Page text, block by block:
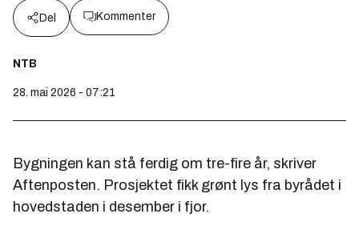
Del Kommenter
NTB
28. mai 2026 - 07:21
Bygningen kan stå ferdig om tre-fire år, skriver
Aftenposten. Prosjektet fikk grønt lys fra byrådet i
hovedstaden i desember i fjor.